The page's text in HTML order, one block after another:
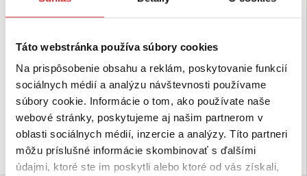
Táto webstránka používa súbory cookies
Na prispôsobenie obsahu a reklám, poskytovanie funkcií
sociálnych médií a analýzu návštevnosti používame
súbory cookie. Informácie o tom, ako používate naše
webové stránky, poskytujeme aj našim partnerom v
oblasti sociálnych médií, inzercie a analýzy. Títo partneri
môžu príslušné informácie skombinovať s ďalšími
údajmi, ktoré ste im poskytli alebo ktoré od vás získali,
5299C 10 mm
2,58 €
Rozmer (axb mm): 10x100 mm
Nie je skladom
Dopytovať dostupnosť
5299C 8 mm
1,34 €
Rozmer (axb mm): 8x80 mm
Nie je skladom
Dopytovať dostupnosť